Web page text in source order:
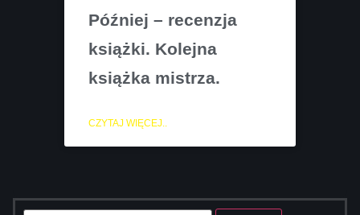
Później – recenzja
książki. Kolejna
książka mistrza.
CZYTAJ WIĘCEJ..